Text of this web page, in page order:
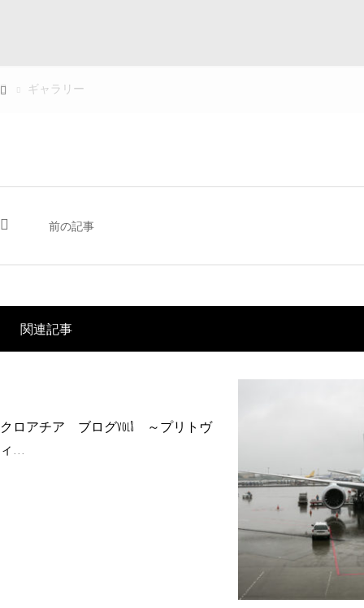
ギャラリー
前の記事
関連記事
クロアチア ブログvol8 ～プリトヴ
ィ...